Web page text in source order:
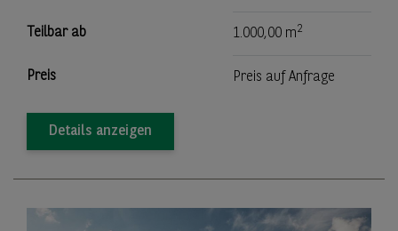
Teilbar ab 1.000,00 m2
Preis Preis auf Anfrage
Details anzeigen